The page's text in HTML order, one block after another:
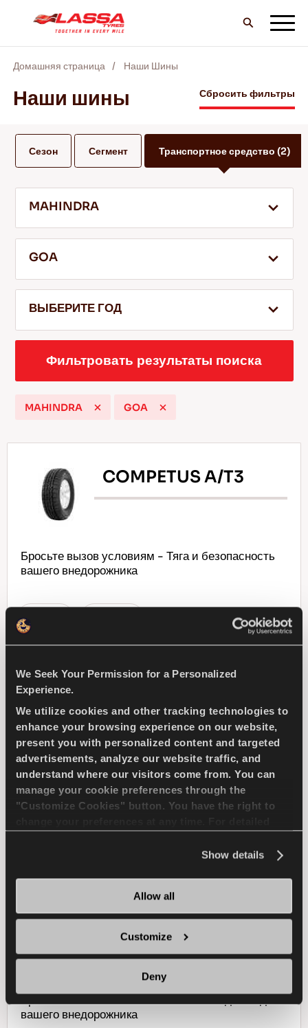
We Seek Your Permission for a Personalized
Experience.
We utilize cookies and other tracking technologies to
enhance your browsing experience on our website,
present you with personalized content and targeted
advertisements, analyze our website traffic, and
understand where our visitors come from. You can
manage your cookie preferences through the
"Customize Cookies" button. You have the right to
Show details
Allow all
Customize
Deny
ВCE шины LASSA
БЛОГ И ВИДЕО
ОБСЛУЖИВАНИЕ И ПОМОЩЬ
Советы по вождению по снегу
Подробнее
Домашняя страница Наши Шины
Наши шины Сбросить фильтры
Сезон Сегмент Транспортное средство (2)
MAHINDRA
GOA
ВЫБЕРИТЕ ГОД
Фильтровать результаты поиска
MAHINDRA GOA
COMPETUS A/T3
Бросьте вызов условиям - Тяга и безопасность
вашего внедорожника
ЕЗДА ПО ПЕРЕСЕЧЕННОЙ МЕСТНОСТИ
ПРОЧНОСТЬ
СЦЕПЛЕНИЕ С ДОРОГОЙ В УСЛОВИЯХ ГРЯЗИ
ТОРМОЖЕНИЕ НА МОКРОЙ ДОРОГЕ
COMPETUS WINTER 2
вашего внедорожника